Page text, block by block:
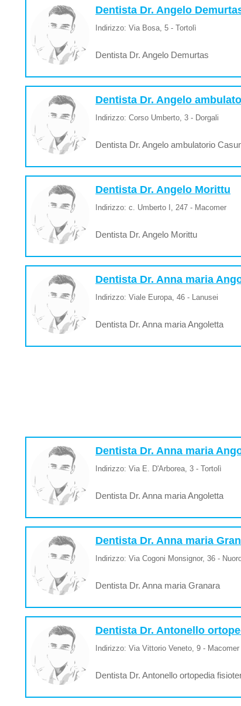
Dentista Dr. Angelo
Indirizzo: Via Bosa, 5 - Tortolì
Dentista Dr. Angelo Demurtas
Dentista Dr. Angelo
Indirizzo: Corso Umberto, 3 - Dorgali
Dentista Dr. Angelo ambulatorio
Dentista Dr. Angelo Morittu
Indirizzo: c. Umberto I, 247 - Macomer
Dentista Dr. Angelo Morittu
Dentista Dr. Anna maria
Indirizzo: Viale Europa, 46 - Lanusei
Dentista Dr. Anna maria Angoletta
Dentista Dr. Anna maria
Indirizzo: Via E. D'Arborea, 3 - Tortolì
Dentista Dr. Anna maria Angoletta
Dentista Dr. Anna maria
Indirizzo: Via Cogoni Monsignor, 36 -
Dentista Dr. Anna maria Granara
Dentista Dr. Antonello
Indirizzo: Via Vittorio Veneto, 9 - Macomer
Dentista Dr. Antonello ortopedia